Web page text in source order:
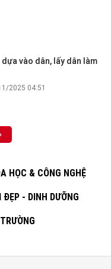
vào dân, lấy dân làm
2025 04:51
HỌC & CÔNG NGHỆ
ĐẸP - DINH DƯỠNG